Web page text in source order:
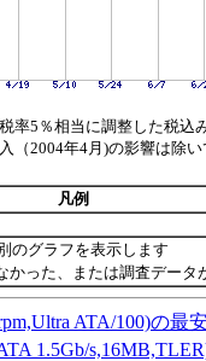
率5％相当に調整した税込
（2004年4月)の影響は除い
凡例
のグラフを表示します
った、または調査データ
ATA/100)の最
1.5Gb/